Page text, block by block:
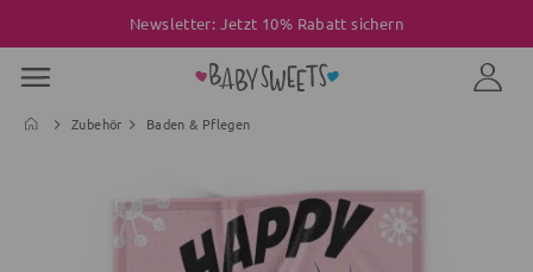
Newsletter: Jetzt 10% Rabatt sichern
Zubehör Baden & Pflegen